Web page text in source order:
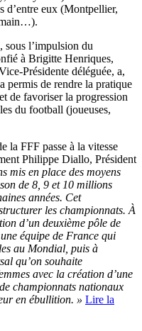
d’entre eux (Montpellier,
sous l’impulsion du
à Brigitte Henriques,
Présidente déléguée, a,
permis de rendre la pratique
de favoriser la progression
du football (joueuses,
la FFF passe à la vitesse
Philippe Diallo, Président
mis en place des moyens
de 8, 9 et 10 millions
années. Cet
les championnats. À
d’un deuxième pôle de
équipe de France qui
au Mondial, puis à
qu’on souhaite
avec la création d’une
championnats nationaux
en ébullition. » Lire la